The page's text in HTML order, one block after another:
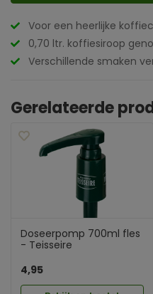
Voor een heerlijke
0,70 ltr. koffiesiroop
Verschillende smaken
Gerelateerde
Doseerpomp 700ml fles
- Teisseire
4,95